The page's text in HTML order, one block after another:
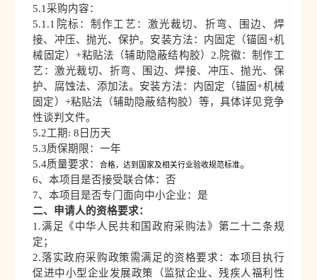
5.1采购内容：
5.1.1院标：制作工艺：激光裁切、折弯、围边、焊
接、冲压、抛光、保护。安装方法：内固定（锚固+机
械固定）+粘贴法（辅助隐蔽结构胶）2.院徽：制作工
艺：激光裁切、折弯、围边、焊接、冲压、抛光、保
护、腐蚀法、添加法。安装方法：内固定（锚固+机械
固定）+粘贴法（辅助隐蔽结构胶）等，具体详见竞争
性谈判文件。
5.2工期:8 日历天
5.3质保期限：一年
5.4质量要求：合格，达到国家及相关行业验收规范标准。
6、本项目是否接受联合体：否
7、本项目是否专门面向中小企业：是
二、申请人的资格要求：
1.满足《中华人民共和国政府采购法》第二十二条规
定；
2.落实政府采购政策需满足的资格要求：本项目执行
促进中小型企业发展政策（监狱企业、残疾人福利性